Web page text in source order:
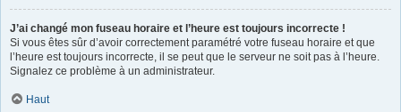
J’ai changé mon fuseau horaire et l’heure est toujours incorrecte !
Si vous êtes sûr d’avoir correctement paramétré votre fuseau horaire et que
l’heure est toujours incorrecte, il se peut que le serveur ne soit pas à l’heure.
Signalez ce problème à un administrateur.
Haut